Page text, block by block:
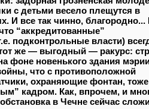
с детьми весело плещутся в
И все так чинно, благородно...
“аккредитованные”
подконтрольные власти)
же — выгодный — ракурс:
фоне новенького здания
что с противоположной
охраняющие фонтан, тоже
кадром. Как, впрочем, и
в Чечне сейчас